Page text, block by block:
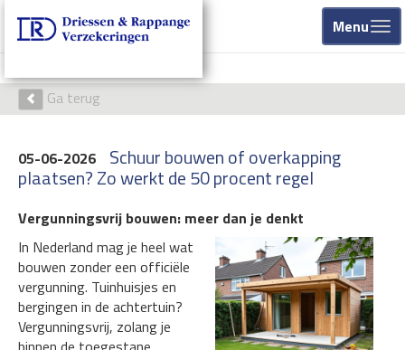
Menu
Ga terug
05-06-2026 Schuur bouwen of overkapping
plaatsen? Zo werkt de 50 procent regel
Vergunningsvrij bouwen: meer dan je denkt
In Nederland mag je heel wat
bouwen zonder een officiële
vergunning. Tuinhuisjes en
bergingen in de achtertuin?
Vergunningsvrij, zolang je